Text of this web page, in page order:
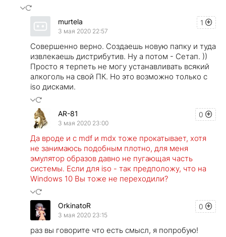
1
murtela
3 мая 2020 22:57
Совершенно верно. Создаешь новую папку и туда
извлекаешь дистрибутив. Ну а потом - Сетап. ))
Просто я терпеть не могу устанавливать всякий
алкоголь на свой ПК. Но это возможно только с
iso дисками.
0
AR-81
3 мая 2020 23:00
Да вроде и с mdf и mdx тоже прокатывает, хотя
не занимаюсь подобным плотно, для меня
эмулятор образов давно не пугающая часть
системы. Если для iso - так предположу, что на
Windows 10 Вы тоже не переходили?
0
OrkinatoR
3 мая 2020 23:15
раз вы говорите что есть смысл, я попробую!